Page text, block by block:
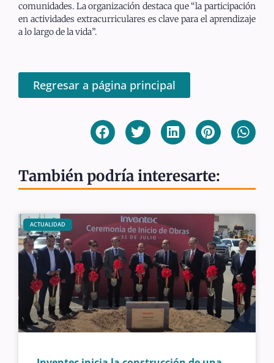
comunidades. La organización destaca que “la participación
en actividades extracurriculares es clave para el aprendizaje
a lo largo de la vida”.
Regresar a página principal
También podría interesarte:
ACTUALIDAD